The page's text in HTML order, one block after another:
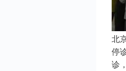
北
停
诊